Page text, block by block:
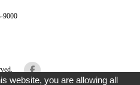
9000
website, you are allowing all